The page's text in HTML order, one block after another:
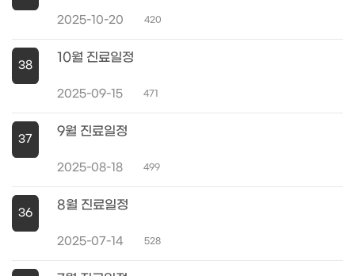
2025-10-20 420
38
10월 진료일정
2025-09-15 471
37
9월 진료일정
2025-08-18 499
36
8월 진료일정
2025-07-14 528